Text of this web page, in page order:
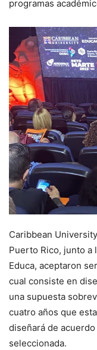
programas
Caribbean
Puerto Rico, junto a
Educa, aceptaron
cual consiste en
una supuesta
cuatro años que
diseñará de
seleccionada.